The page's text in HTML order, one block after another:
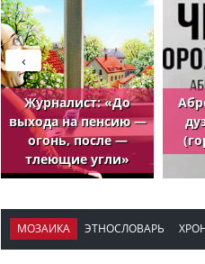
Журналист: «До
выхода на пенсию —
огонь, после —
тлеющие угли»
‹
МОЗАИКА ЭТНОСЛОВАРЬ